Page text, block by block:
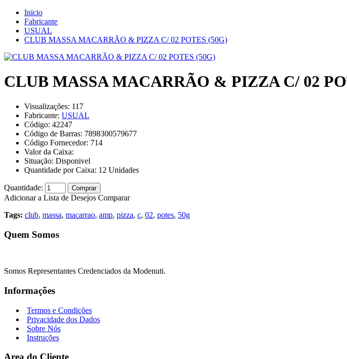
Inicio
Fabricante
USUAL
CLUB MASSA MACARRÃO & PIZZA C/ 02 POTES (50G)
CLUB MASSA MACARRÃO & PIZZA C/ 02
Visualizações: 117
Fabricante: USUAL
Código: 42247
Código de Barras: 7898300579677
Código Fornecedor: 714
Valor da Caixa:
Situação: Disponivel
Quantidade por Caixa: 12 Unidades
Quantidade: Comprar
Adicionar a Lista de Desejos Comparar
Tags: club, massa, macarrao, amp, pizza, c, 02, potes, 50g
Quem Somos
Somos Representantes Credenciados da Modenuti.
Informações
Termos e Condições
Privacidade dos Dados
Sobre Nós
Instruções